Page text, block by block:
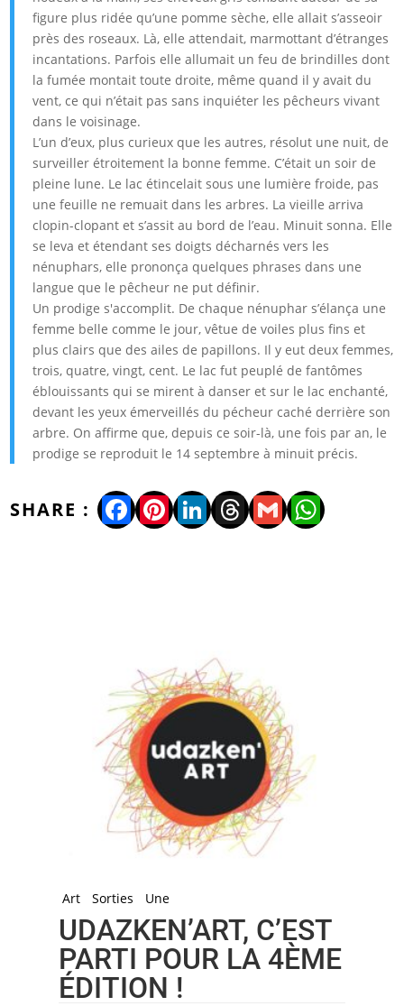
figure plus ridée qu’une pomme sèche, elle allait s’asseoir
près des roseaux. Là, elle attendait, marmottant d’étranges
incantations. Parfois elle allumait un feu de brindilles dont
la fumée montait toute droite, même quand il y avait du
vent, ce qui n’était pas sans inquiéter les pêcheurs vivant
dans le voisinage.
L’un d’eux, plus curieux que les autres, résolut une nuit, de
surveiller étroitement la bonne femme. C’était un soir de
pleine lune. Le lac étincelait sous une lumière froide, pas
une feuille ne remuait dans les arbres. La vieille arriva
clopin-clopant et s’assit au bord de l’eau. Minuit sonna. Elle
se leva et étendant ses doigts décharnés vers les
nénuphars, elle prononça quelques phrases dans une
langue que le pêcheur ne put définir.
Un prodige s'accomplit. De chaque nénuphar s’élança une
femme belle comme le jour, vêtue de voiles plus fins et
plus clairs que des ailes de papillons. Il y eut deux femmes,
trois, quatre, vingt, cent. Le lac fut peuplé de fantômes
éblouissants qui se mirent à danser et sur le lac enchanté,
devant les yeux émerveillés du pécheur caché derrière son
arbre. On affirme que, depuis ce soir-là, une fois par an, le
prodige se reproduit le 14 septembre à minuit précis.
Facebook
Pinterest
LinkedIn
Threads
Gmail
Art Sorties Une
UDAZKEN’ART, C’EST
PARTI POUR LA 4ÈME
ÉDITION !